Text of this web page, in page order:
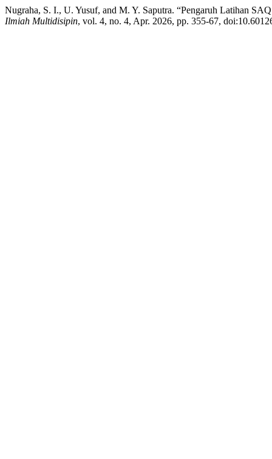
Nugraha, S. I., U. Yusuf, and M. Y. Saputra. “Pengaruh Latihan
Ilmiah Multidisipin, vol. 4, no. 4, Apr. 2026, pp. 355-67,